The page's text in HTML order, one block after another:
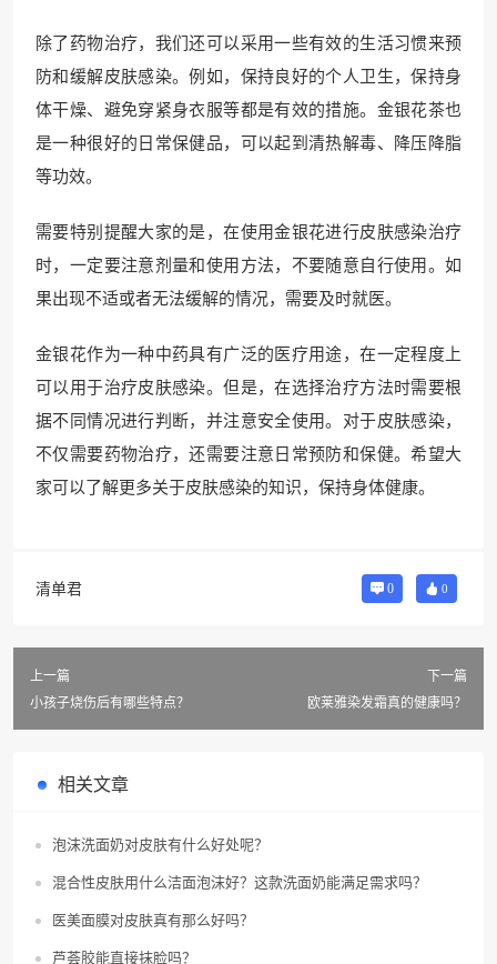
除了药物治疗，我们还可以采用一些有效的生活习惯来预
防和缓解皮肤感染。例如，保持良好的个人卫生，保持身
体干燥、避免穿紧身衣服等都是有效的措施。金银花茶也
是一种很好的日常保健品，可以起到清热解毒、降压降脂
等功效。
需要特别提醒大家的是，在使用金银花进行皮肤感染治疗
时，一定要注意剂量和使用方法，不要随意自行使用。如
果出现不适或者无法缓解的情况，需要及时就医。
金银花作为一种中药具有广泛的医疗用途，在一定程度上
可以用于治疗皮肤感染。但是，在选择治疗方法时需要根
据不同情况进行判断，并注意安全使用。对于皮肤感染，
不仅需要药物治疗，还需要注意日常预防和保健。希望大
家可以了解更多关于皮肤感染的知识，保持身体健康。
清单君 0 0
上一篇
小孩子烧伤后有哪些特点？
下一篇
欧莱雅染发霜真的健康吗？
相关文章
泡沫洗面奶对皮肤有什么好处呢？
混合性皮肤用什么洁面泡沫好？这款洗面奶能满足需求吗？
医美面膜对皮肤真有那么好吗？
芦荟胶能直接抹脸吗？